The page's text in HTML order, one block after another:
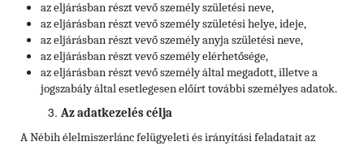
az eljárásban részt vevő személy születési neve,
az eljárásban részt vevő személy születési helye, ideje,
az eljárásban részt vevő személy anyja születési neve,
az eljárásban részt vevő személy elérhetősége,
az eljárásban részt vevő személy által megadott, illetve a
jogszabály által esetlegesen előírt további személyes adatok.
Az adatkezelés célja
A Nébih élelmiszerlánc felügyeleti és irányítási feladatait az